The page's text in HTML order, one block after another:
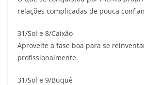
relações complicadas de pouca
31/Sol e 8/Caixão
Aproveite a fase boa para se
profissionalmente.
31/Sol e 9/Buquê